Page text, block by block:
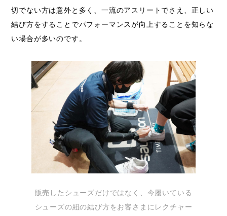
切でない方は意外と多く、一流のアスリートでさえ、正しい
結び方をすることでパフォーマンスが向上することを知らな
い場合が多いのです。
販売したシューズだけではなく、今履いている
シューズの紐の結び方をお客さまにレクチャー